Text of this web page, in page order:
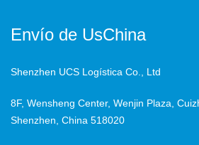
Envío de UsChina
Shenzhen UCS Logística Co., Ltd
8F, Wensheng Center, Wenjin Plaza,
Shenzhen, China 518020